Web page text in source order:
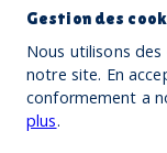
Gestion des
Nous utilisons
notre site. En
conformement a
plus.